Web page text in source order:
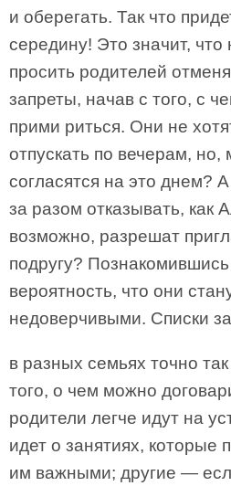
и оберегать. Так что
середину! Это значит, что
просить родителей
запреты, начав с того, с
прими­ риться. Они не
отпускать по вечерам, но,
согласятся на это днем?
за разом отказывать, как
возможно, разрешат
подругу?
вероятность, что они
недоверчивыми. Списки
в разных семьях точно
того, о чем можно
родители легче идут на
идет о занятиях, которые
им важ­ными; другие —